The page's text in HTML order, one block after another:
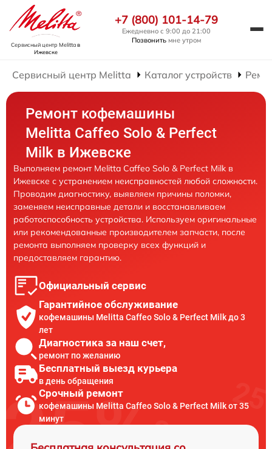
Сервисный центр Melittaв
Ижевске
+7 (800) 101-14-79
Ежедневно с 9:00 до 21:00
Позвонить мне утром
Сервисный центр Melitta Каталог устройств
Ремонт кофемашины
Melitta Caffeo Solo & Perfect
Milk в Ижевске
Выполняем ремонт Melitta Caffeo Solo & Perfect Milk в
Ижевске с устранением неисправностей любой сложности.
Проводим диагностику, выявляем причины поломки,
заменяем неисправные детали и восстанавливаем
работоспособность устройства. Используем оригинальные
или рекомендованные производителем запчасти, после
ремонта выполняем проверку всех функций и
предоставляем гарантию.
Официальный сервис
Гарантийное обслуживание
кофемашины Melitta Caffeo Solo & Perfect Milk до 3
лет
Диагностика за наш счет,
ремонт по желанию
Бесплатный выезд курьера
в день обращения
Срочный ремонт
кофемашины Melitta Caffeo Solo & Perfect Milk от 35
минут